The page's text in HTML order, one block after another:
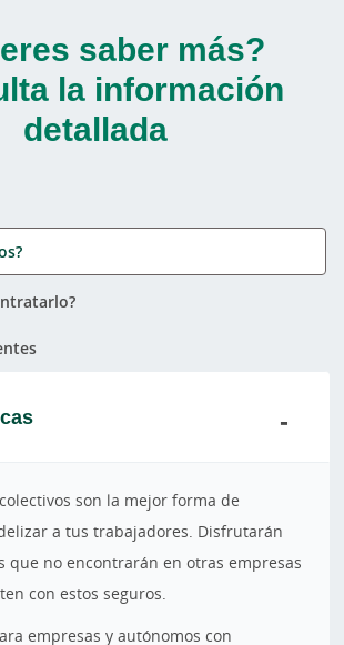
saber más?
la información
detallada
son la mejor forma de
a tus trabajadores. Disfrutarán
que no encontrarán en otras empresas
con estos seguros.
empresas y autónomos con